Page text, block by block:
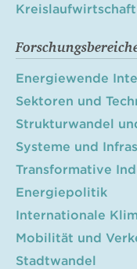
Kreislaufwirtschaft
Energiewende
Sektoren und
Strukturwandel
Systeme und
Transformative
Energiepolitik
Internationale
Mobilität und
Stadtwandel